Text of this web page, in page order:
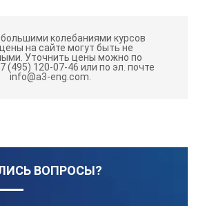
большими колебаниями курсов
на сайте могут быть не
Уточнить цены можно по
(495) 120-07-46 или по эл. почте
info@a3-eng.com.
ВОПРОСЫ?